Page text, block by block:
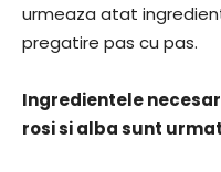
urmeaza atat
pregatire pas cu pas.
Ingredientele
rosi si alba sunt